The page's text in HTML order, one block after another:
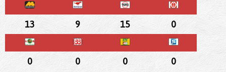
13 9 15 0
0 0 0 0